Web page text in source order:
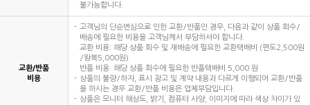
불가능합니다.
교환/반품
비용
고객님의 단순변심으로 인한 교환/반품인 경우, 다음과 같이 상품 회수/
배송에 필요한 비용을 고객님께서 부담하셔야 합니다.
교환 비용: 해당 상품 회수 및 재배송에 필요한 교환택배비 (편도2,500원
/왕복5,000원)
반품 비용: 해당 상품 회수에 필요한 반품택배비 5,000 원
상품의 불량/하자, 표시 광고 및 계약 내용과 다르게 이행되어 교환/반품
을 하시는 경우 교환/반품 비용은 업체부담입니다.
상품은 모니터 해상도, 밝기, 컴퓨터 사양, 이미지에 따라 색상 차이가 있